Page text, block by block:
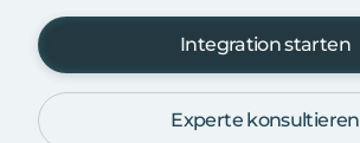
Integration starten
Experte konsultieren